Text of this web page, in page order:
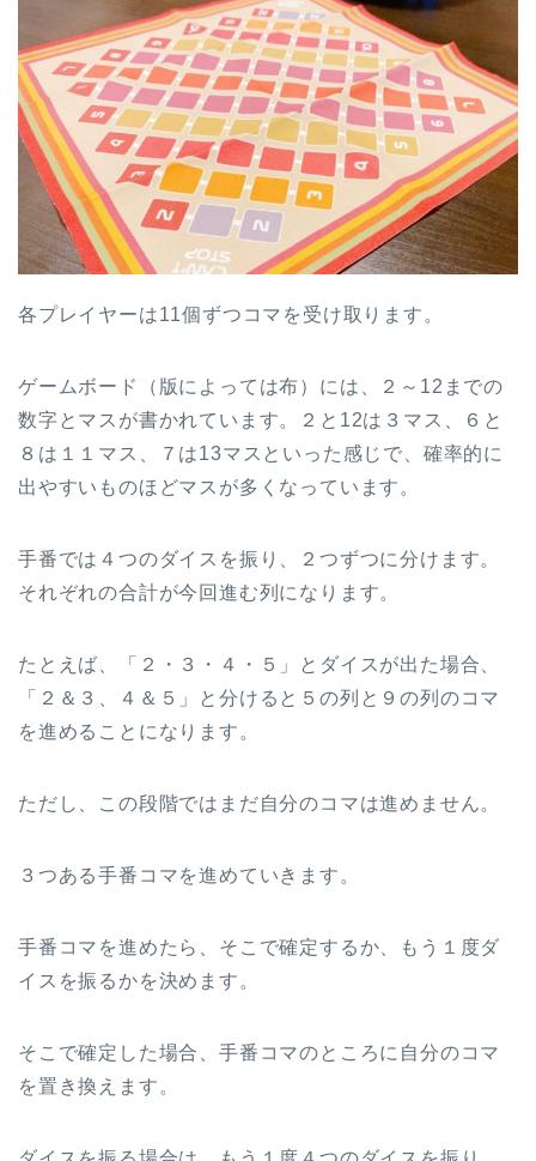
各プレイヤーは11個ずつコマを受け取ります。
ゲームボード（版によっては布）には、２～12までの
数字とマスが書かれています。２と12は３マス、６と
８は１１マス、７は13マスといった感じで、確率的に
出やすいものほどマスが多くなっています。
手番では４つのダイスを振り、２つずつに分けます。
それぞれの合計が今回進む列になります。
たとえば、「２・３・４・５」とダイスが出た場合、
「２＆３、４＆５」と分けると５の列と９の列のコマ
を進めることになります。
ただし、この段階ではまだ自分のコマは進めません。
３つある手番コマを進めていきます。
手番コマを進めたら、そこで確定するか、もう１度ダ
イスを振るかを決めます。
そこで確定した場合、手番コマのところに自分のコマ
を置き換えます。